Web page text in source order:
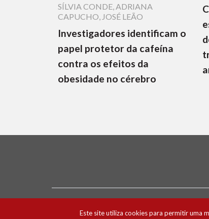
SÍLVIA CONDE,ADRIANA
CAPUCHO, JOSÉ LEÃO
Investigadores identificam o
papel protetor da cafeína
contra os efeitos da
obesidade no cérebro
Este site utiliza cookies para permitir uma